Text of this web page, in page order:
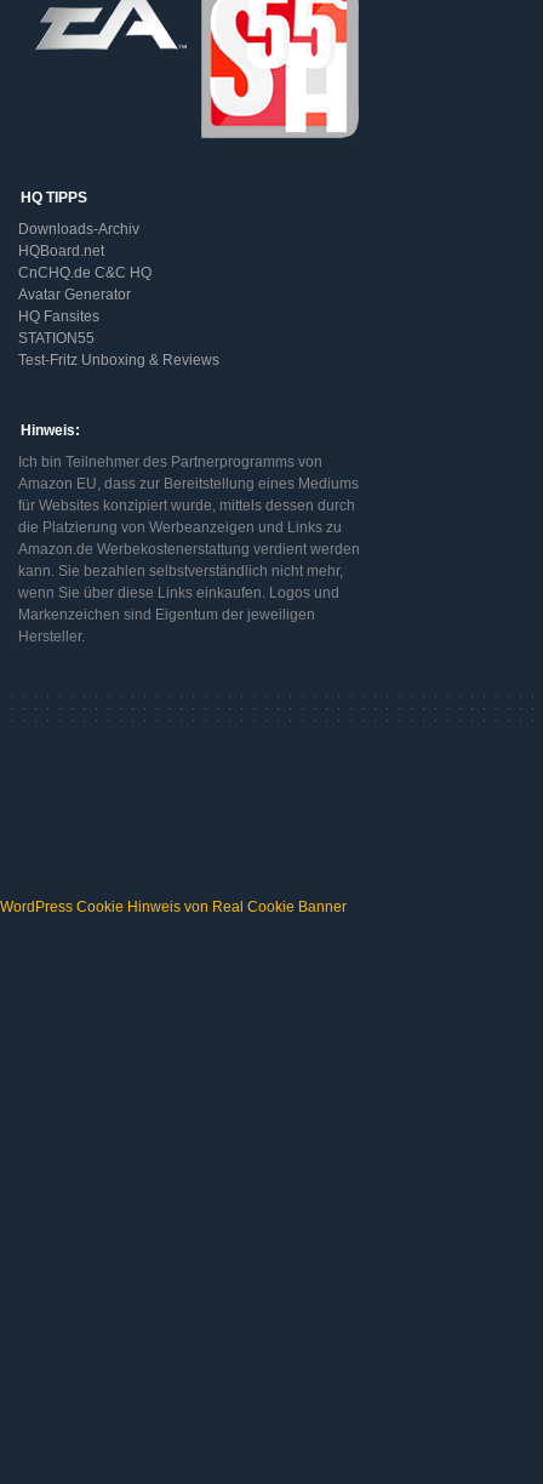
HQ TIPPS
Downloads-Archiv
HQBoard.net
CnCHQ.de C&C HQ
Avatar Generator
HQ Fansites
STATION55
Test-Fritz Unboxing & Reviews
Hinweis:
Ich bin Teilnehmer des Partnerprogramms von
Amazon EU, dass zur Bereitstellung eines Mediums
für Websites konzipiert wurde, mittels dessen durch
die Platzierung von Werbeanzeigen und Links zu
Amazon.de Werbekostenerstattung verdient werden
kann. Sie bezahlen selbstverständlich nicht mehr,
wenn Sie über diese Links einkaufen. Logos und
Markenzeichen sind Eigentum der jeweiligen
Hersteller.
WordPress Cookie Hinweis von Real Cookie Banner